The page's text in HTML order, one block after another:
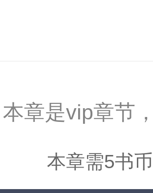
本章是vip章节
本章需5书